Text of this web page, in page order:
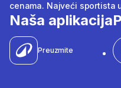
cenama. Najveći sportista
Naša aplikacija
Preuzmite